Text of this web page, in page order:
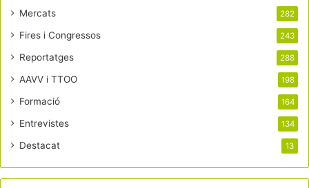
Mercats 282
Fires i Congressos 243
Reportatges 288
AAVV i TTOO 198
Formació 164
Entrevistes 134
Destacat 13